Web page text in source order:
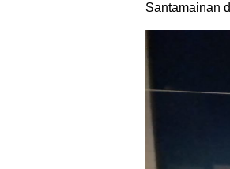
Santamainan